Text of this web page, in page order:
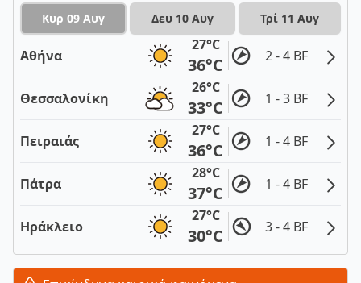
Κυρ 09 Αυγ Δευ 10 Αυγ Τρί 11 Αυγ
Αθήνα
27°C
36°C 2 - 4 BF
Θεσσαλονίκη
26°C
33°C 1 - 3 BF
Πειραιάς
27°C
36°C 1 - 4 BF
Πάτρα
28°C
37°C 1 - 4 BF
Ηράκλειο
27°C
30°C 3 - 4 BF